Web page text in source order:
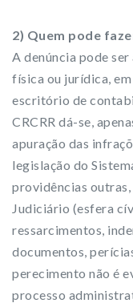
2) Quem pode
A denúncia pode
física ou jurídica,
escritório de
CRCRR dá-se,
apuração das
legislação do
providências
Judiciário (esfera
ressarcimentos,
documentos,
perecimento não é
processo